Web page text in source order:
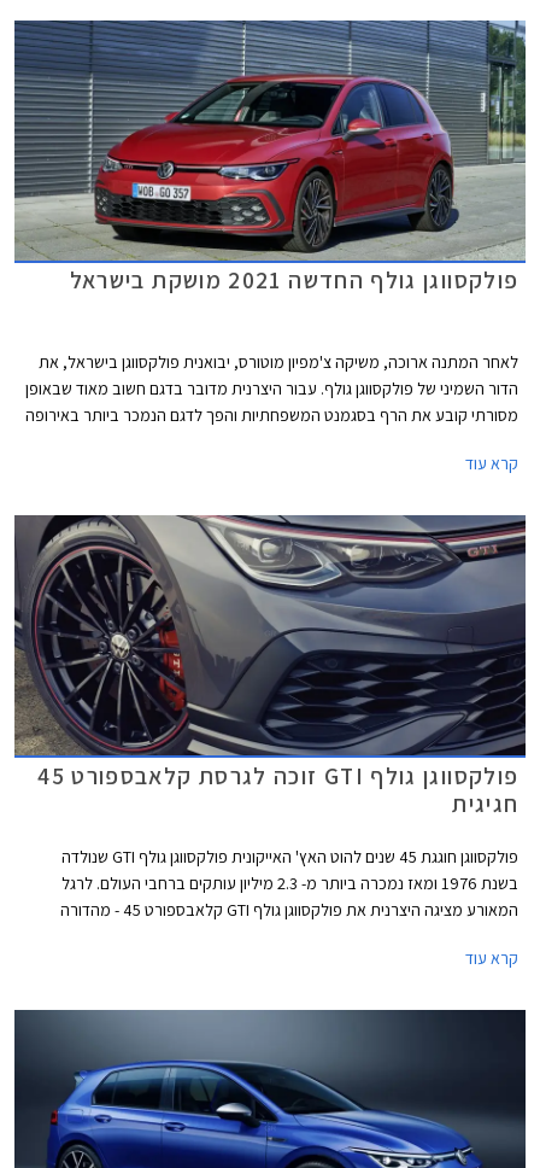
פולקסווגן גולף החדשה 2021 מושקת בישראל
לאחר המתנה ארוכה, משיקה צ'מפיון מוטורס, יבואנית פולקסווגן בישראל, את
הדור השמיני של פולקסווגן גולף. עבור היצרנית מדובר בדגם חשוב מאוד שבאופן
מסורתי קובע את הרף בסגמנט המשפחתיות והפך לדגם הנמכר ביותר באירופה
פולקסווגן שומר על אותו מתכון מוצלח אך מותאם לזמננו וכולל תא נוסעים חדשני
ומערכות בטיחות אקטיביות מתקדמות המאפשרות נהיגה חצי-אוטונומית.
קרא עוד
פולקסווגן גולף GTI זוכה לגרסת קלאבספורט 45
חגיגית
פולקסווגן חוגגת 45 שנים להוט האץ' האייקונית פולקסווגן גולף GTI שנולדה
בשנת 1976 ומאז נמכרה ביותר מ- 2.3 מיליון עותקים ברחבי העולם. לרגל
המאורע מציגה היצרנית את פולקסווגן גולף GTI קלאבספורט 45 - מהדורה
אדום, ספוילר אחורי מוגדל, מראות בצבע שחור מבריק, ומדבקות מעוצבות
קרא עוד